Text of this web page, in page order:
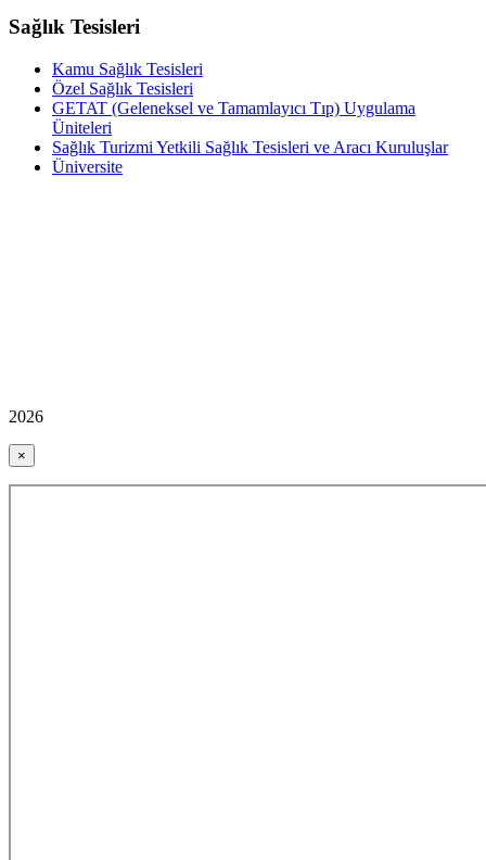
Sağlık Tesisleri
Kamu Sağlık Tesisleri
Özel Sağlık Tesisleri
GETAT (Geleneksel ve Tamamlayıcı Tıp) Uygulama
Üniteleri
Sağlık Turizmi Yetkili Sağlık Tesisleri ve Aracı Kuruluşlar
Üniversite
2026
×